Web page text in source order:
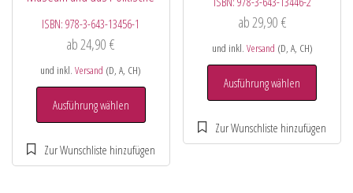
ISBN:978-3-643-13456-1
ab 24,90€
und inkl.Versand (D, A, CH)
Ausführung wählen
ab 29,90 €
und inkl. Versand (D, A, CH)
Ausführung wählen